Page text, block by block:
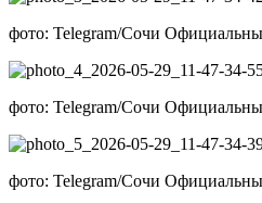
фото: Telegram/Сочи
фото: Telegram/Сочи
фото: Telegram/Сочи